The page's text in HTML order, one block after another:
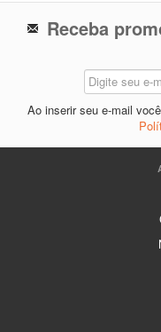
Receba
Ao inserir seu e-mail